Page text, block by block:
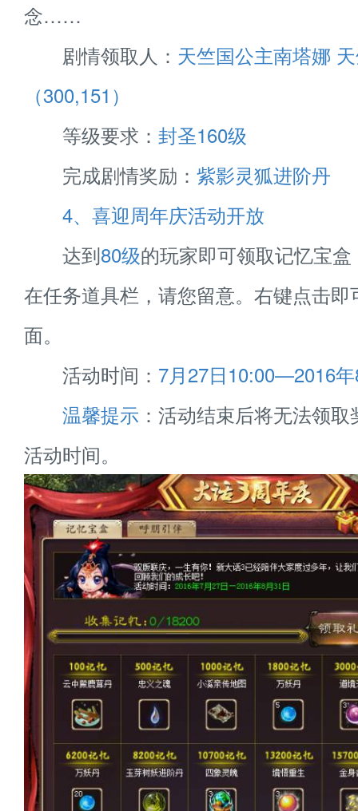
念……
剧情领取人： 天竺国公主南塔娜
（300,151）
等级要求： 封圣160级
完成剧情奖励： 紫影灵狐进阶丹
4、喜迎周年庆活动开放
达到80级的玩家即可领取记忆宝
在任务道具栏，请您留意。右键点击即
面。
活动时间： 7月27日10:00—2016
温馨提示 ：活动结束后将无法领
活动时间。